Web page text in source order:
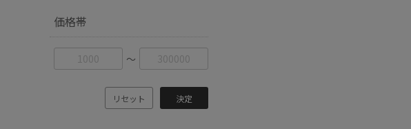
価格帯
〜
リセット 決定